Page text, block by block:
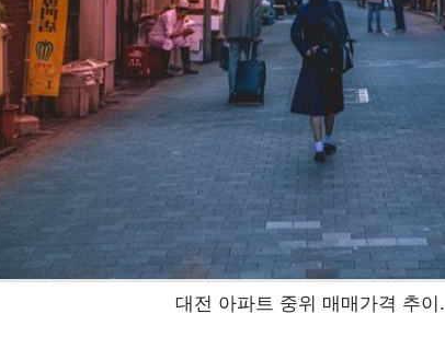
대전 아파트 중위 매매가격 추이.